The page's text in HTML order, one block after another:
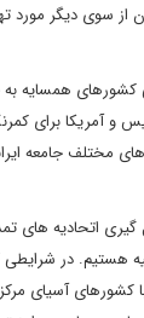
از سوی دیگر مورد
همسایه
و آمریکا برای
مختلف جامعه
اتحادیه های
در شرایطی
کشورهای آسیای